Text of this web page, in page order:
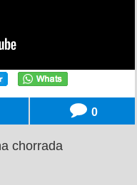
0
chorrada